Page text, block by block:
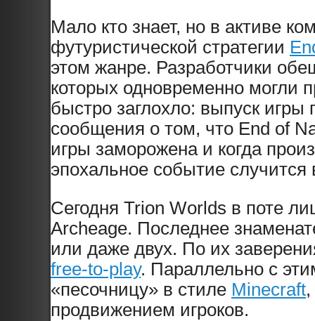
Мало кто знает, но в активе
футуристической стратегии
этом жанре. Разработчики
которых одновременно могли
быстро заглохло: выпуск игры
сообщения о том, что End of
игры заморожена и когда
эпохальное событие
Сегодня Trion Worlds в поте
Archeage. Последнее
или даже двух. По их
free-to-play. Параллельно с
«песочницу» в стиле Minecraft
продвижением игроков.